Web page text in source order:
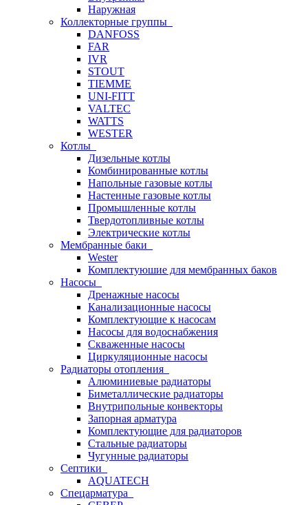
Наружная
Коллекторные группы
DANFOSS
FAR
IVR
STOUT
TIEMME
UNI-FITT
VALTEC
WATTS
WESTER
Котлы
Дизельные котлы
Комбинированные котлы
Напольные газовые котлы
Настенные газовые котлы
Промышленные котлы
Твердотопливные котлы
Электрические котлы
Мембранные баки
Wester
Комплектуюшие для мембранных баков
Насосы
Дренажные насосы
Канализационные насосы
Комплектующие к насосам
Насосы для водоснабжения
Скваженные насосы
Циркуляционные насосы
Радиаторы отопления
Алюминиевые радиаторы
Биметаллические радиаторы
Внутрипольные конвекторы
Запорная арматура
Комплектующие для радиаторов
Стальные радиаторы
Чугунные радиаторы
Септики
AQUATECH
Спецарматура